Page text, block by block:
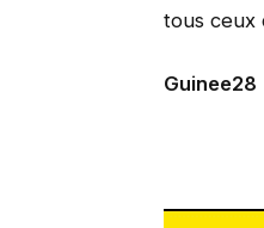
tous ceux
Guinee28